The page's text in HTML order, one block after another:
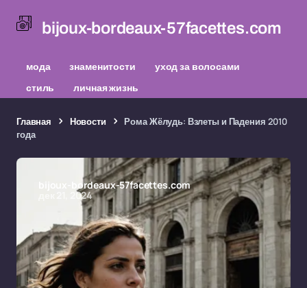
bijoux-bordeaux-57facettes.com
мода знаменитости
уход за волосами
стиль
личная жизнь
Главная Новости
Рома Жёлудь: Взлеты и Падения 2010
года
bijoux-bordeaux-57facettes.com
дек 21, 2024